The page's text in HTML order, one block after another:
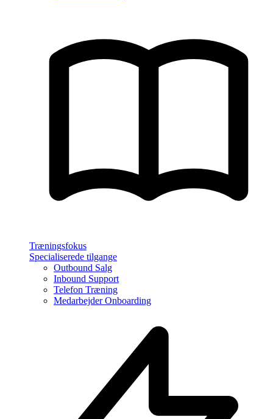
Træningsfokus
Specialiserede tilgange
Outbound Salg
Inbound Support
Telefon Træning
Medarbejder Onboarding